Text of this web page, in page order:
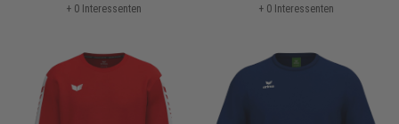
+ 0 Interessenten + 0 Interessenten